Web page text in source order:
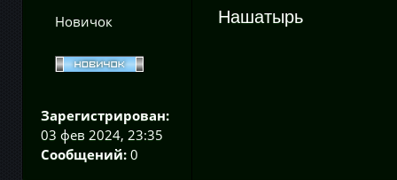
Новичок
Зарегистрирован:
03 фев 2024, 23:35
Сообщений: 0
Нашатырь